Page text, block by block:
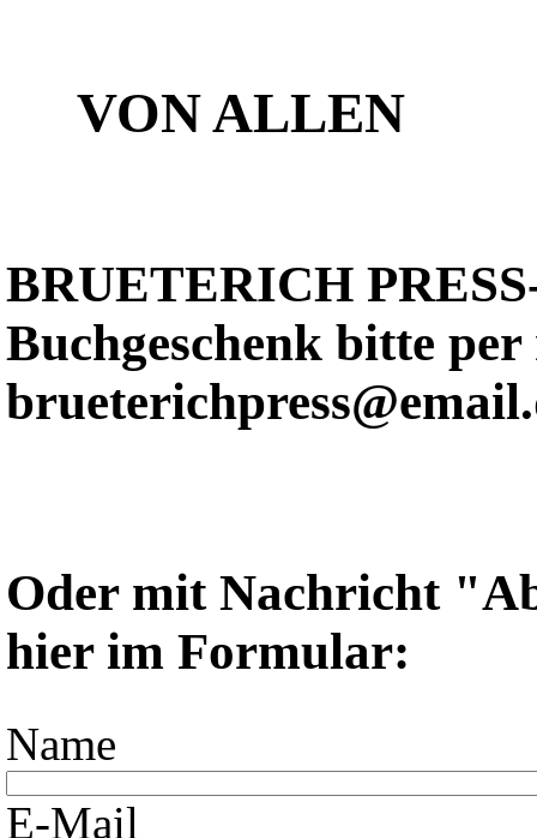
VON ALLEN
BRUETERICH
Buchgeschenk bitte
Oder mit Nachricht
hier im Formular:
Name
E-Mail